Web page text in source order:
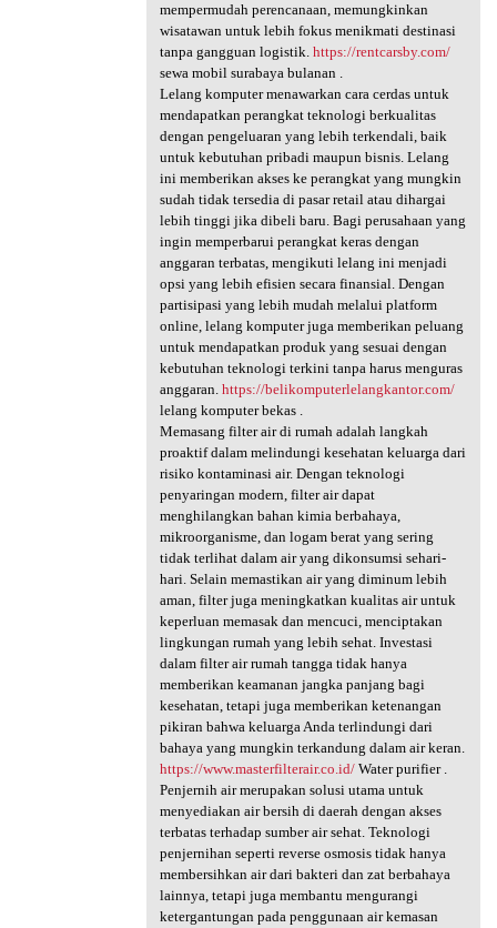
mempermudah perencanaan, memungkinkan
wisatawan untuk lebih fokus menikmati destinasi
tanpa gangguan logistik. https://rentcarsby.com/
sewa mobil surabaya bulanan .
Lelang komputer menawarkan cara cerdas untuk
mendapatkan perangkat teknologi berkualitas
dengan pengeluaran yang lebih terkendali, baik
untuk kebutuhan pribadi maupun bisnis. Lelang
ini memberikan akses ke perangkat yang mungkin
sudah tidak tersedia di pasar retail atau dihargai
lebih tinggi jika dibeli baru. Bagi perusahaan yang
ingin memperbarui perangkat keras dengan
anggaran terbatas, mengikuti lelang ini menjadi
opsi yang lebih efisien secara finansial. Dengan
partisipasi yang lebih mudah melalui platform
online, lelang komputer juga memberikan peluang
untuk mendapatkan produk yang sesuai dengan
kebutuhan teknologi terkini tanpa harus menguras
anggaran. https://belikomputerlelangkantor.com/
lelang komputer bekas .
Memasang filter air di rumah adalah langkah
proaktif dalam melindungi kesehatan keluarga dari
risiko kontaminasi air. Dengan teknologi
penyaringan modern, filter air dapat
menghilangkan bahan kimia berbahaya,
mikroorganisme, dan logam berat yang sering
tidak terlihat dalam air yang dikonsumsi sehari-
hari. Selain memastikan air yang diminum lebih
aman, filter juga meningkatkan kualitas air untuk
keperluan memasak dan mencuci, menciptakan
lingkungan rumah yang lebih sehat. Investasi
dalam filter air rumah tangga tidak hanya
memberikan keamanan jangka panjang bagi
kesehatan, tetapi juga memberikan ketenangan
pikiran bahwa keluarga Anda terlindungi dari
bahaya yang mungkin terkandung dalam air keran.
https://www.masterfilterair.co.id/Water purifier .
Penjernih air merupakan solusi utama untuk
menyediakan air bersih di daerah dengan akses
terbatas terhadap sumber air sehat. Teknologi
penjernihan seperti reverse osmosis tidak hanya
membersihkan air dari bakteri dan zat berbahaya
lainnya, tetapi juga membantu mengurangi
ketergantungan pada penggunaan air kemasan